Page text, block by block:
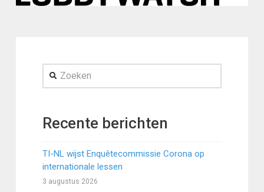
Zoeken
Recente berichten
TI-NL wijst Enquêtecommissie Corona op
internationale lessen
3 augustus 2026